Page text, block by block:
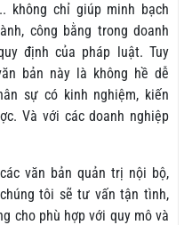
không chỉ giúp minh bạch
công bằng trong doanh
định của pháp luật. Tuy
bản này là không hề dễ
sự có kinh nghiệm, kiến
Và với các doanh nghiệp
văn bản quản trị nội bộ,
tôi sẽ tư vấn tận tình,
cho phù hợp với quy mô và